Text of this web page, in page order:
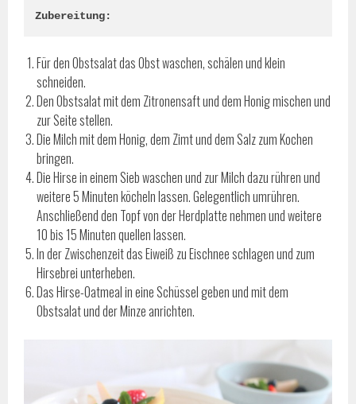
Zubereitung:
Für den Obstsalat das Obst waschen, schälen und klein
schneiden.
Den Obstsalat mit dem Zitronensaft und dem Honig mischen und
zur Seite stellen.
Die Milch mit dem Honig, dem Zimt und dem Salz zum Kochen
bringen.
Die Hirse in einem Sieb waschen und zur Milch dazu rühren und
weitere 5 Minuten köcheln lassen. Gelegentlich umrühren.
Anschließend den Topf von der Herdplatte nehmen und weitere
10 bis 15 Minuten quellen lassen.
In der Zwischenzeit das Eiweiß zu Eischnee schlagen und zum
Hirsebrei unterheben.
Das Hirse-Oatmeal in eine Schüssel geben und mit dem
Obstsalat und der Minze anrichten.